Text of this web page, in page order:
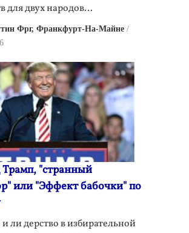
для двух народов…
Фрг, Франкфурт-На-Майне
"странный
или "Эффект бабочки" по
ли дерство в избирательной